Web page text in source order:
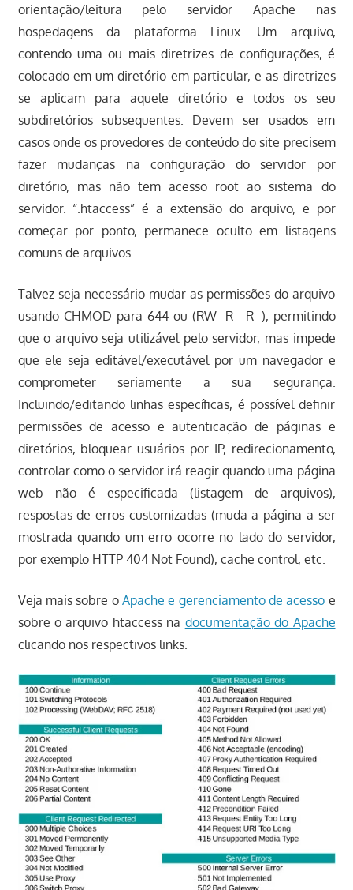
orientação/leitura pelo servidor Apache nas
hospedagens da plataforma Linux. Um arquivo,
contendo uma ou mais diretrizes de configurações, é
colocado em um diretório em particular, e as diretrizes
se aplicam para aquele diretório e todos os seu
subdiretórios subsequentes. Devem ser usados em
casos onde os provedores de conteúdo do site precisem
fazer mudanças na configuração do servidor por
diretório, mas não tem acesso root ao sistema do
servidor. “.htaccess” é a extensão do arquivo, e por
começar por ponto, permanece oculto em listagens
comuns de arquivos.
Talvez seja necessário mudar as permissões do arquivo
usando CHMOD para 644 ou (RW- R– R–), permitindo
que o arquivo seja utilizável pelo servidor, mas impede
que ele seja editável/executável por um navegador e
comprometer seriamente a sua segurança.
Incluindo/editando linhas específicas, é possível definir
permissões de acesso e autenticação de páginas e
diretórios, bloquear usuários por IP, redirecionamento,
controlar como o servidor irá reagir quando uma página
web não é especificada (listagem de arquivos),
respostas de erros customizadas (muda a página a ser
mostrada quando um erro ocorre no lado do servidor,
por exemplo HTTP 404 Not Found), cache control, etc.
Veja mais sobre o Apache e gerenciamento de acesso e
sobre o arquivo htaccess na documentação do Apache
clicando nos respectivos links.